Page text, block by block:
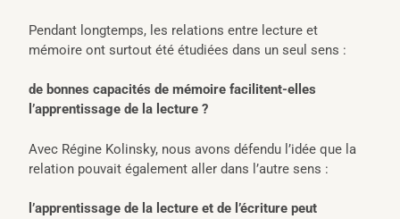
Pendant longtemps, les relations entre lecture et
mémoire ont surtout été étudiées dans un seul sens :
de bonnes capacités de mémoire facilitent-elles
l’apprentissage de la lecture ?
Avec Régine Kolinsky, nous avons défendu l’idée que la
relation pouvait également aller dans l’autre sens :
l’apprentissage de la lecture et de l’écriture peut